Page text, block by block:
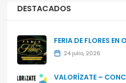
DESTACADOS
FERIA DE FLORES
24 julio, 2026
VALORÍZATE –